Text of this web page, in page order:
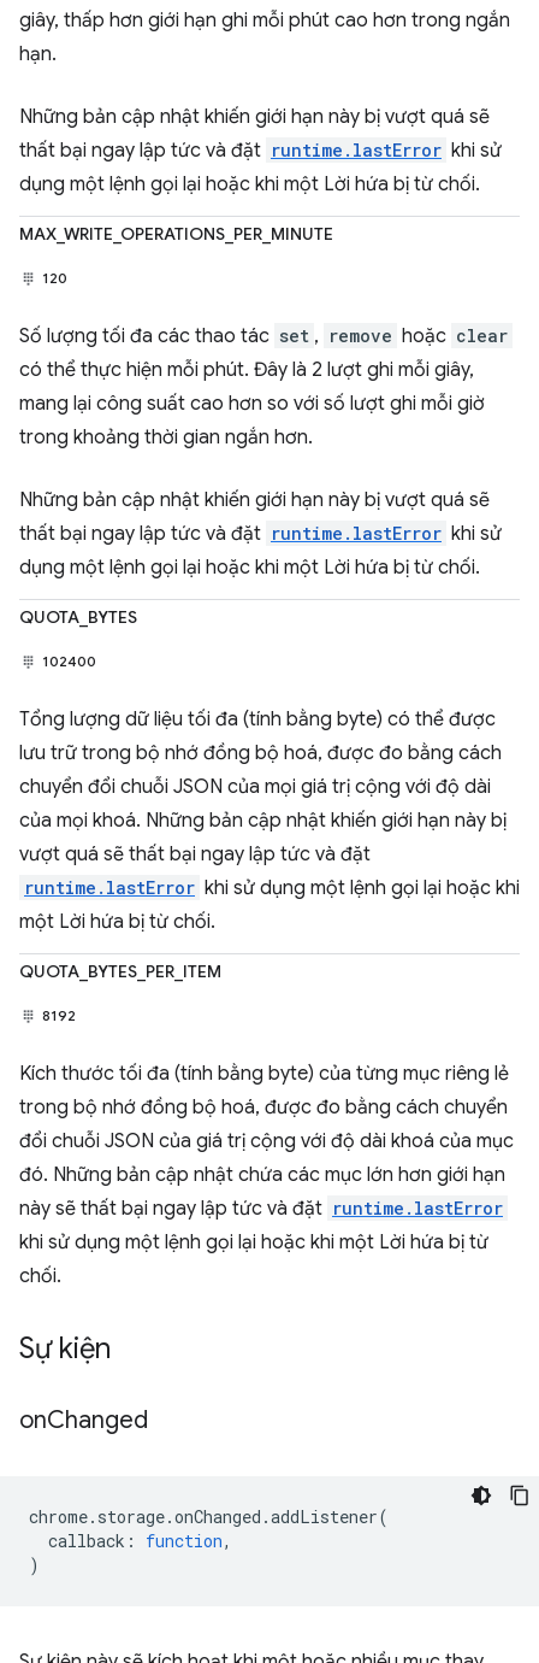
giây, thấp hơn giới hạn ghi mỗi phút cao hơn trong ngắn
hạn.
Những bản cập nhật khiến giới hạn này bị vượt quá sẽ
thất bại ngay lập tức và đặt runtime.lastError khi sử
dụng một lệnh gọi lại hoặc khi một Lời hứa bị từ chối.
MAX_WRITE_OPERATIONS_PER_MINUTE
120
Số lượng tối đa các thao tác set , remove hoặc clear
có thể thực hiện mỗi phút. Đây là 2 lượt ghi mỗi giây,
mang lại công suất cao hơn so với số lượt ghi mỗi giờ
trong khoảng thời gian ngắn hơn.
Những bản cập nhật khiến giới hạn này bị vượt quá sẽ
thất bại ngay lập tức và đặt runtime.lastError khi sử
dụng một lệnh gọi lại hoặc khi một Lời hứa bị từ chối.
QUOTA_BYTES
102400
Tổng lượng dữ liệu tối đa (tính bằng byte) có thể được
lưu trữ trong bộ nhớ đồng bộ hoá, được đo bằng cách
chuyển đổi chuỗi JSON của mọi giá trị cộng với độ dài
của mọi khoá. Những bản cập nhật khiến giới hạn này bị
vượt quá sẽ thất bại ngay lập tức và đặt
runtime.lastError khi sử dụng một lệnh gọi lại hoặc khi
một Lời hứa bị từ chối.
QUOTA_BYTES_PER_ITEM
8192
Kích thước tối đa (tính bằng byte) của từng mục riêng lẻ
trong bộ nhớ đồng bộ hoá, được đo bằng cách chuyển
đổi chuỗi JSON của giá trị cộng với độ dài khoá của mục
đó. Những bản cập nhật chứa các mục lớn hơn giới hạn
này sẽ thất bại ngay lập tức và đặt runtime.lastError
khi sử dụng một lệnh gọi lại hoặc khi một Lời hứa bị từ
chối.
Sự kiện
onChanged
chrome. storage.onChanged .addListener(
callback : function,
)